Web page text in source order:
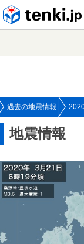
過去の地震情報
地震情報